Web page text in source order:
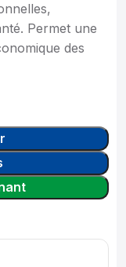
Permet une
des